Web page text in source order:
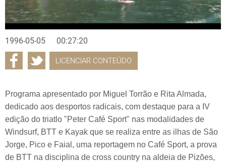
1996-05-05 00:27:20
LICENCIAR CONTEÚDO
Programa apresentado por Miguel Torrão e Rita Almada,
dedicado aos desportos radicais, com destaque para a IV
edição do triatlo "Peter Café Sport" nas modalidades de
Windsurf, BTT e Kayak que se realiza entre as ilhas de São
Jorge, Pico e Faial, uma reportagem no Café Sport, a prova
de BTT na disciplina de cross country na aldeia de Pizões,